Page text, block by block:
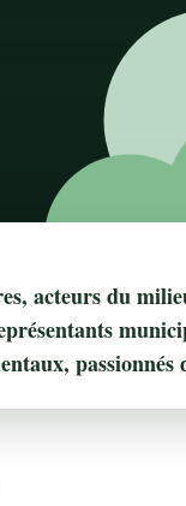
acteurs du
passionnés